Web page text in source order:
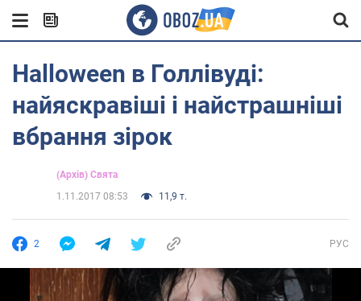
Halloween в Голлівуді:
найяскравіші і найстрашніші
вбрання зірок
(Архів) Свята
1.11.2017 08:53
11,9 т.
2 РУС